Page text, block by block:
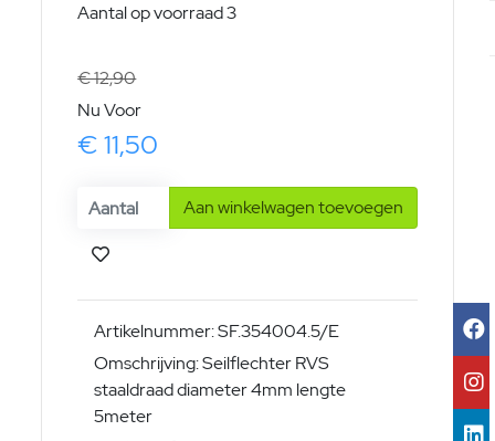
Aantal op voorraad 3
€ 12,90
Nu Voor
€ 11,50
Aan winkelwagen toevoegen
Artikelnummer: SF.354004.5/E
Omschrijving: Seilflechter RVS
staaldraad diameter 4mm lengte
5meter